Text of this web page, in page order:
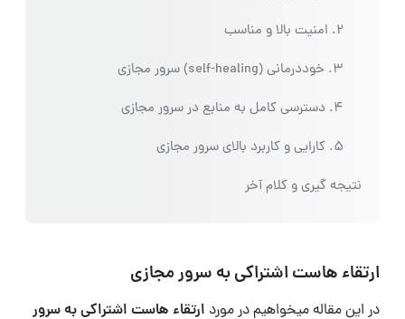
2. امنیت بالا و مناسب
3. خوددرمانی (self-healing) سرور مجازی
4. دسترسی کامل به منابع در سرور مجازی
5. کارایی و کاربرد بالای سرور مجازی
نتیجه گیری و کلام آخر
ارتقاء هاست اشتراکی به سرور مجازی
در این مقاله میخواهیم در مورد ارتقاء هاست اشتراکی به سرور